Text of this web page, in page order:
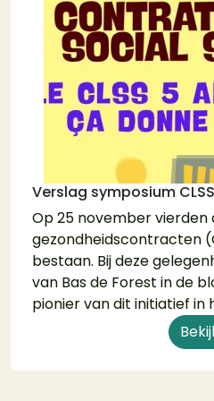
Verslag symposium
Op 25 november vierden
gezondheidscontracten
bestaan. Bij deze
van Bas de Forest in de
pionier van dit initiatief in